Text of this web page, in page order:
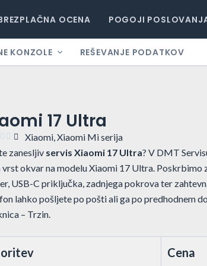
OCENA POGOJI
KONZOLE REŠEVANJE PODATKOV
17 Ultra
  Xiaomi,Xiaomi Mi serija
zanesljiv servis Xiaomi 17 Ultra? V DMT
vrst okvar na modelu Xiaomi 17 Ultra. Poskrbimo
USB-C priključka, zadnjega pokrova ter
lahko pošljete po pošti ali ga po predhodnem
– Trzin.
Cena